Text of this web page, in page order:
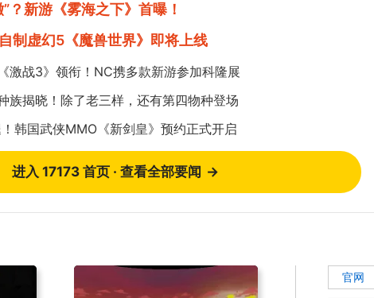
？新游《雾海之下》首曝！
制虚幻5《魔兽世界》即将上线
激战3》领衔！NC携多款新游参加科隆展
族揭晓！除了老三样，还有第四物种登场
韩国武侠MMO《新剑皇》预约正式开启
进入 17173 首页 · 查看全部要闻 →
官网